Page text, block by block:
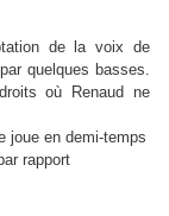
de la voix de
quelques basses.
où Renaud ne
joue en demi-temps
rapport